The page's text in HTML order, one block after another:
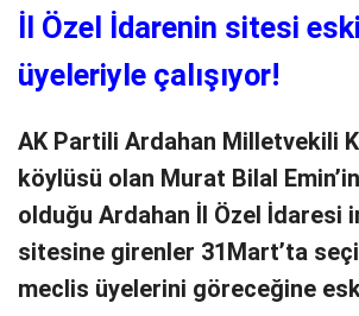
İl Özel İdarenin sitesi
üyeleriyle çalışıyor!
AK Partili Ardahan Milletvekili
köylüsü olan Murat Bilal
olduğu Ardahan İl Özel İdaresi
sitesine girenler 31Mart’ta
meclis üyelerini göreceğine